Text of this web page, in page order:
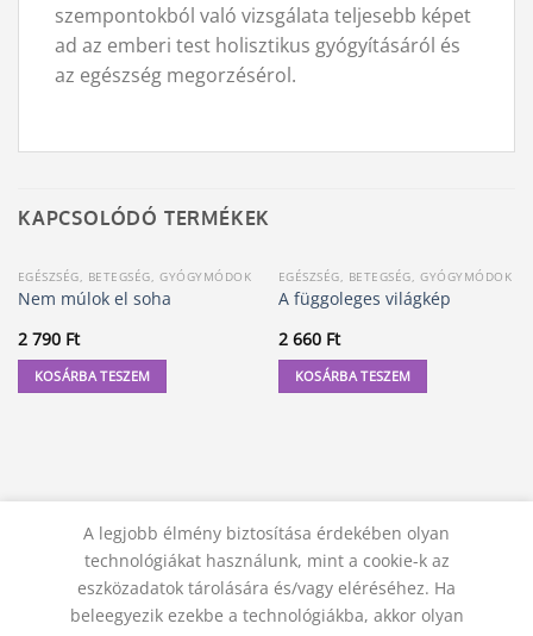
szempontokból való vizsgálata teljesebb képet
ad az emberi test holisztikus gyógyításáról és
az egészség megorzésérol.
KAPCSOLÓDÓ TERMÉKEK
EGÉSZSÉG, BETEGSÉG, GYÓGYMÓDOK
Nem múlok el soha
2 790 Ft
KOSÁRBA TESZEM
EGÉSZSÉG, BETEGSÉG, GYÓGYMÓDOK
A függoleges világkép
2 660 Ft
KOSÁRBA TESZEM
A legjobb élmény biztosítása érdekében olyan
technológiákat használunk, mint a cookie-k az
eszközadatok tárolására és/vagy eléréséhez. Ha
beleegyezik ezekbe a technológiákba, akkor olyan